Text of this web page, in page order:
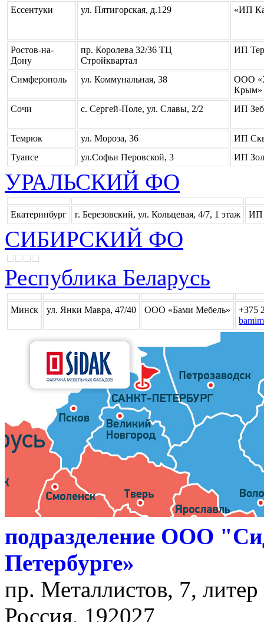
Ессентуки ул. Пятигорская, д.129 «ИП
Ростов-на-
Дону
пр. Королева 32/36 ТЦ
Стройквартал
ИП
Симферополь ул. Коммунальная, 38
ООО
Крым»
Сочи
с. Сергей-Поле, ул. Славы, 2/2 ИП
Темрюк ул. Мороза, 36
ИП
Туапсе
ул.Софьи Перовской, 3 ИП
УРАЛЬСКИЙ ФО
Екатеринбург г. Березовский, ул. Кольцевая, 4/7, 1 этаж ИП
СИБИРСКИЙ ФО
Республика Беларусь
Минск ул. Янки Мавра, 47/40 ООО «Бами Мебель»
+375
подразделение ООО
Петербурге»
пр. Металлистов, 7,
Россия, 192027